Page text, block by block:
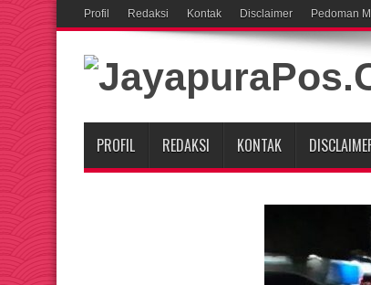
Profil Redaksi Kontak Disclaimer Pedoman
PROFIL REDAKSI KONTAK